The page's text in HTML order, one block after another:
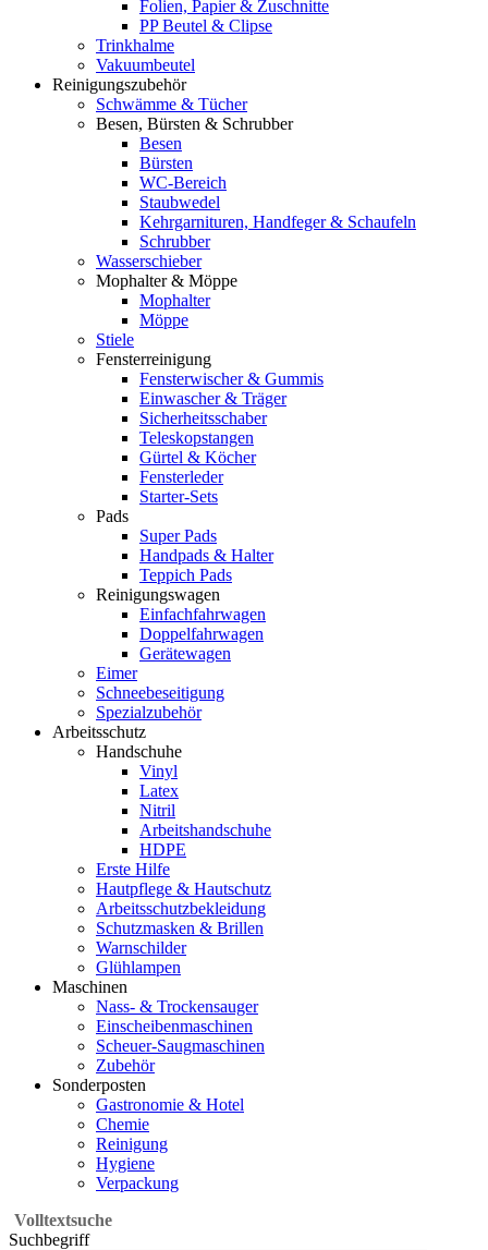
Folien, Papier & Zuschnitte
PP Beutel & Clipse
Trinkhalme
Vakuumbeutel
Reinigungszubehör
Schwämme & Tücher
Besen, Bürsten & Schrubber
Besen
Bürsten
WC-Bereich
Staubwedel
Kehrgarnituren, Handfeger & Schaufeln
Schrubber
Wasserschieber
Mophalter & Möppe
Mophalter
Möppe
Stiele
Fensterreinigung
Fensterwischer & Gummis
Einwascher & Träger
Sicherheitsschaber
Teleskopstangen
Gürtel & Köcher
Fensterleder
Starter-Sets
Pads
Super Pads
Handpads & Halter
Teppich Pads
Reinigungswagen
Einfachfahrwagen
Doppelfahrwagen
Gerätewagen
Eimer
Schneebeseitigung
Spezialzubehör
Arbeitsschutz
Handschuhe
Vinyl
Latex
Nitril
Arbeitshandschuhe
HDPE
Erste Hilfe
Hautpflege & Hautschutz
Arbeitsschutzbekleidung
Schutzmasken & Brillen
Warnschilder
Glühlampen
Maschinen
Nass- & Trockensauger
Einscheibenmaschinen
Scheuer-Saugmaschinen
Zubehör
Sonderposten
Gastronomie & Hotel
Chemie
Reinigung
Hygiene
Verpackung
Volltextsuche
Suchbegriff